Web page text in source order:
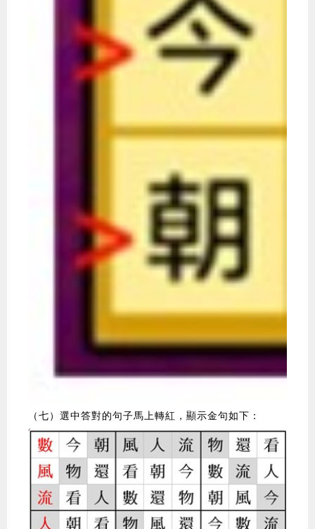
（七）選中答對的句子馬上轉紅，顯示金句如下：